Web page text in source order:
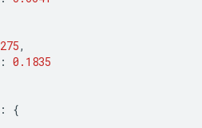
275,
: 0.1835
:
{